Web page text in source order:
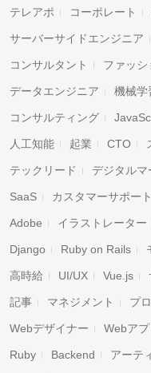
テレアポ コーポレート
サーバーサイドエンジニア
コンサルタント ファッシ
データエンジニア 機械学
コンサルティング
人工知能 起業 CTO
テックリード デジタルマ
SaaS カスタマーサポート
Adobe イラストレーター
Django Ruby on Rails
高時給 UI/UX Vue.js
記事 マネジメント プ
Webデザイナー Webアプ
Ruby Backend アーテ